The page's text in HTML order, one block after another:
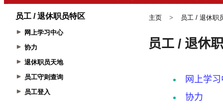
员工 / 退休职员特区
网上学习中心
协力
退休职员天地
员工守则查询
员工登入
主页 > 员工 / 退休职